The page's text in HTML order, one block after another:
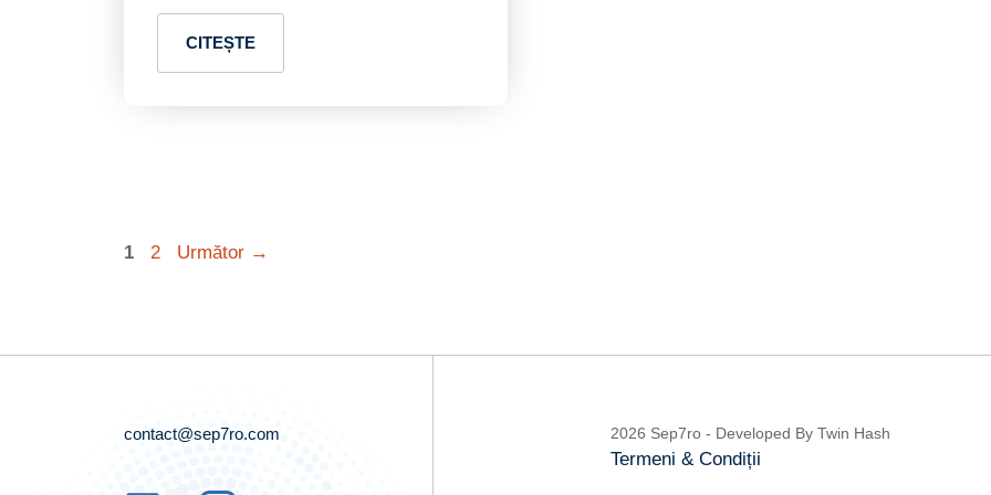
CITEȘTE
Pagina
1 Pagina
2 Următor →
contact@sep7ro.com 2026 Sep7ro - Developed By Twin Hash
Termeni & Condiții